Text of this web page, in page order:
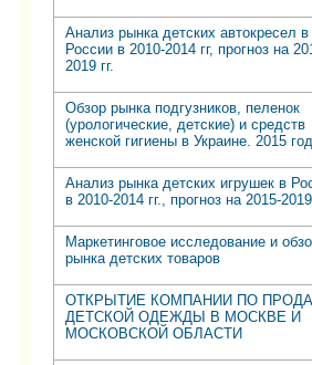
Анализ рынка детских автокресел в
России в 2010-2014 гг, прогноз на
2019 гг.
Обзор рынка подгузников, пеленок
(урологические, детские) и средств
женской гигиены в Украине. 2015 год
Анализ рынка детских игрушек в
в 2010-2014 гг., прогноз на 2015-2019
Маркетинговое исследование и
рынка детских товаров
ОТКРЫТИЕ КОМПАНИИ ПО
ДЕТСКОЙ ОДЕЖДЫ В МОСКВЕ И
МОСКОВСКОЙ ОБЛАСТИ